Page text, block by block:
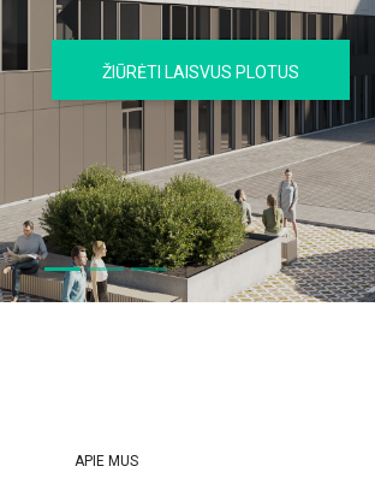
ŽIŪRĖTI LAISVUS PLOTUS
APIE MUS